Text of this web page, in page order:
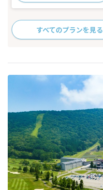
すべてのプランを見る